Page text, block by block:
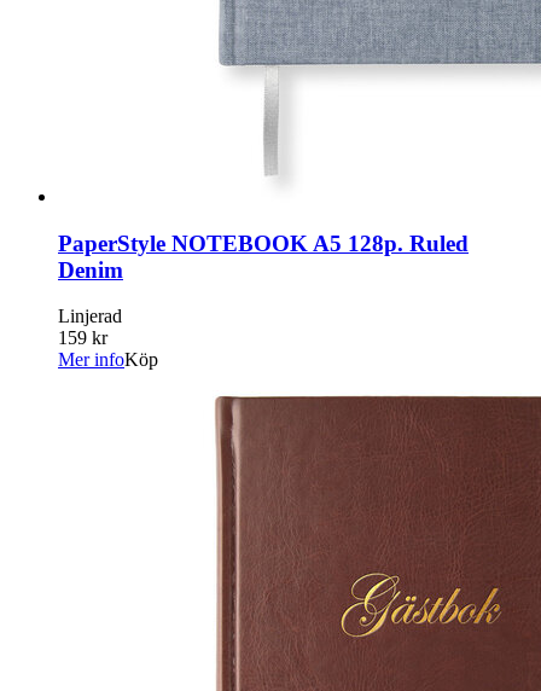
PaperStyle NOTEBOOK A5 128p. Ruled
Denim
Linjerad
159 kr
Mer infoKöp